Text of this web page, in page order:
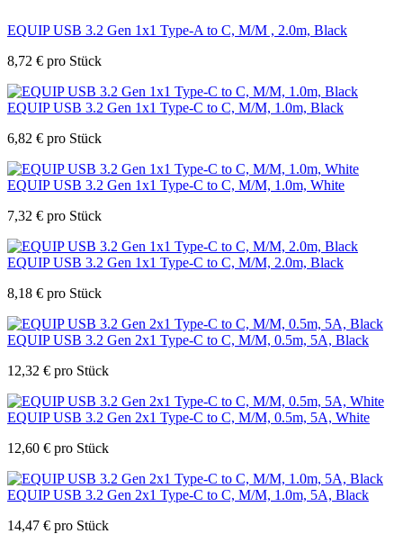
EQUIP USB 3.2 Gen 1x1 Type-A to C, M/M , 2.0m, Black
8,72 € pro Stück
EQUIP USB 3.2 Gen 1x1 Type-C to C, M/M, 1.0m, Black
6,82 € pro Stück
EQUIP USB 3.2 Gen 1x1 Type-C to C, M/M, 1.0m, White
7,32 € pro Stück
EQUIP USB 3.2 Gen 1x1 Type-C to C, M/M, 2.0m, Black
8,18 € pro Stück
EQUIP USB 3.2 Gen 2x1 Type-C to C, M/M, 0.5m, 5A, Black
12,32 € pro Stück
EQUIP USB 3.2 Gen 2x1 Type-C to C, M/M, 0.5m, 5A, White
12,60 € pro Stück
EQUIP USB 3.2 Gen 2x1 Type-C to C, M/M, 1.0m, 5A, Black
14,47 € pro Stück